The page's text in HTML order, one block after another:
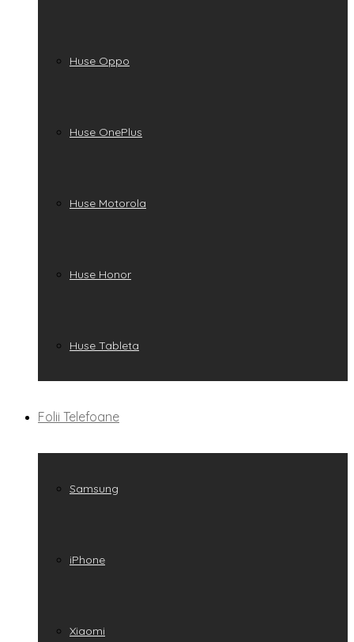
Huse Oppo
Huse OnePlus
Huse Motorola
Huse Honor
Huse Tableta
Folii Telefoane
Samsung
iPhone
Xiaomi